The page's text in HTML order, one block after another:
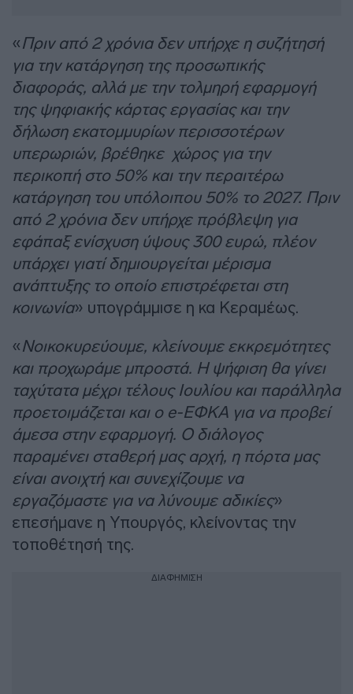
«Πριν από 2 χρόνια δεν υπήρχε η συζήτησή
για την κατάργηση της προσωπικής
διαφοράς, αλλά με την τολμηρή εφαρμογή
της ψηφιακής κάρτας εργασίας και την
δήλωση εκατομμυρίων περισσοτέρων
υπερωριών, βρέθηκε χώρος για την
περικοπή στο 50% και την περαιτέρω
κατάργηση του υπόλοιπου 50% το 2027. Πριν
από 2 χρόνια δεν υπήρχε πρόβλεψη για
εφάπαξ ενίσχυση ύψους 300 ευρώ, πλέον
υπάρχει γιατί δημιουργείται μέρισμα
ανάπτυξης το οποίο επιστρέφεται στη
κοινωνία» υπογράμμισε η κα Κεραμέως.
«Νοικοκυρεύουμε, κλείνουμε εκκρεμότητες
και προχωράμε μπροστά. Η ψήφιση θα γίνει
ταχύτατα μέχρι τέλους Ιουλίου και παράλληλα
προετοιμάζεται και ο e-ΕΦΚΑ για να προβεί
άμεσα στην εφαρμογή. Ο διάλογος
παραμένει σταθερή μας αρχή, η πόρτα μας
είναι ανοιχτή και συνεχίζουμε να
εργαζόμαστε για να λύνουμε αδικίες»
επεσήμανε η Υπουργός, κλείνοντας την
τοποθέτησή της.
ΔΙΑΦΗΜΙΣΗ